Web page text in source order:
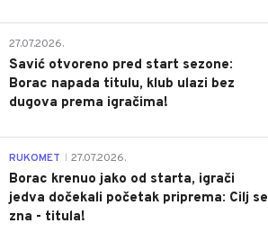
27.07.2026.
Savić otvoreno pred start sezone:
Borac napada titulu, klub ulazi bez
dugova prema igračima!
RUKOMET 27.07.2026.
Borac krenuo jako od starta, igrači
jedva dočekali početak priprema: Cilj se
zna - titula!